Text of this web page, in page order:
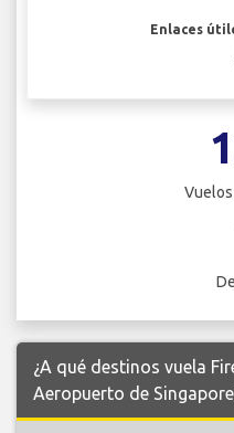
Enlaces
¿A qué destinos vuela
Aeropuerto de